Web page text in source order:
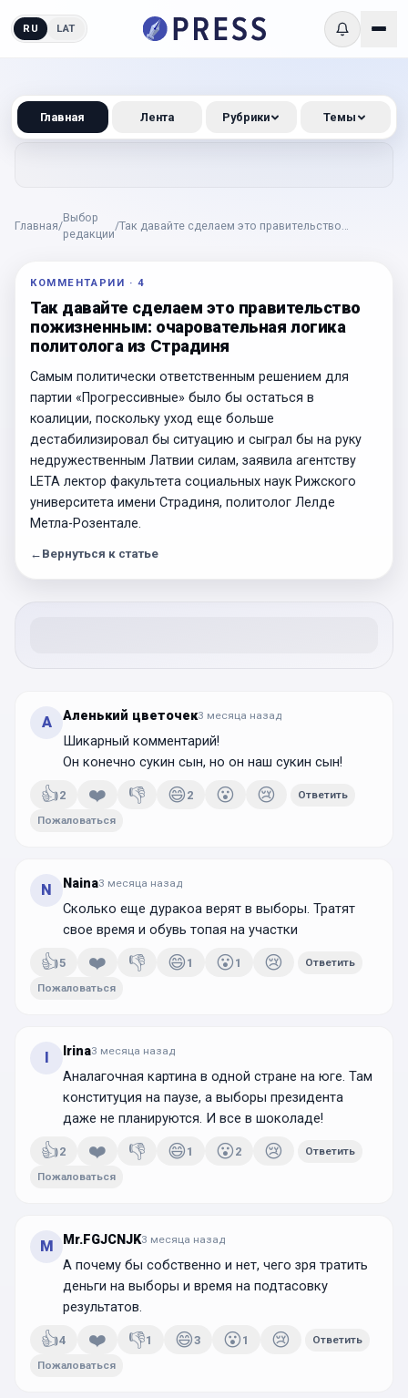
RU LAT
Главная/
Выбор
редакции
/Так давайте сделаем это правительство
КОММЕНТАРИИ · 4
Так давайте сделаем это правительство
пожизненным: очаровательная логика
политолога из Страдиня
Самым политически ответственным решением для
партии «Прогрессивные» было бы остаться в
коалиции, поскольку уход еще больше
дестабилизировал бы ситуацию и сыграл бы на руку
недружественным Латвии силам, заявила агентству
LETA лектор факультета социальных наук Рижского
университета имени Страдиня, политолог Лелде
Метла-Розентале.
← Вернуться к статье
А Аленький цветочек3 месяца назад
Шикарный комментарий!
Он конечно сукин сын, но он наш сукин сын!
👍2 ❤️ 👎 😄 2 😮 😢 Ответить
Пожаловаться
N Naina3 месяца назад
Сколько еще дуракоа верят в выборы. Тратят
свое время и обувь топая на участки
👍5 ❤️ 👎 😄 1 😮 1 😢 Ответить
Пожаловаться
I Irina3 месяца назад
Аналагочная картина в одной стране на юге. Там
конституция на паузе, а выборы президента
даже не планируются. И все в шоколаде!
👍2 ❤️ 👎 😄 1 😮 2 😢 Ответить
Пожаловаться
M Mr.FGJCNJK3 месяца назад
А почему бы собственно и нет, чего зря тратить
деньги на выборы и время на подтасовку
результатов.
👍4 ❤️ 👎1 😄3 😮 1 😢 Ответить
Пожаловаться
Главная Лента Рубрики Темы